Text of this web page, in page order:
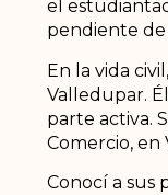
el
pendiente de
En la vida
Valledupar.
parte activa.
Comercio,
Conocí a sus